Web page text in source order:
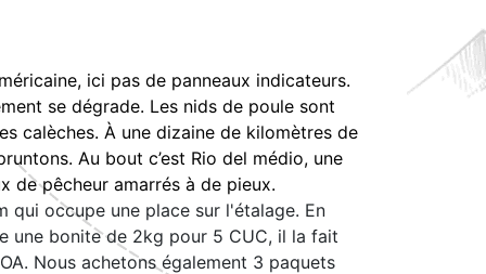
ici pas de panneaux indicateurs.
se dégrade. Les nids de poule sont
calèches. À une dizaine de kilomètres de
Au bout c’est Rio del médio, une
de pêcheur amarrés à de pieux.
qui occupe une place sur l'étalage. En
une bonite de 2kg pour 5 CUC, il la fait
Nous achetons également 3 paquets